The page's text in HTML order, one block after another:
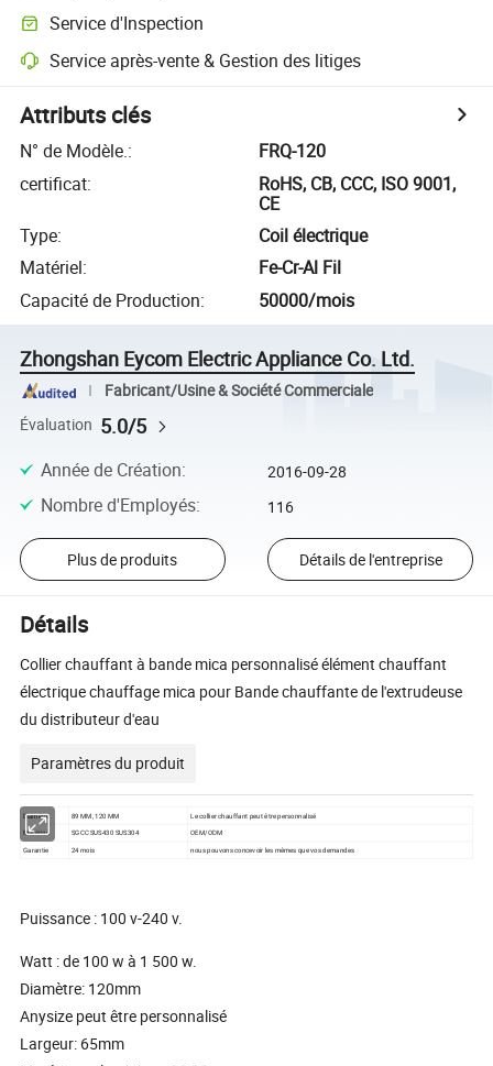
Service d'Inspection
Service après-vente & Gestion des litiges
Attributs clés
N° de Modèle.:
FRQ-120
certificat:
RoHS, CB, CCC, ISO 9001,
CE
Type:
Coil électrique
Matériel:
Fe-Cr-Al Fil
Capacité de Production: 50000/mois
Zhongshan Eycom Electric Appliance Co. Ltd.
Fabricant/Usine & Société Commerciale
Évaluation 5.0/5
Année de Création: 2016-09-28
Nombre d'Employés: 116
Plus de produits Détails de l'entreprise
Détails
Collier chauffant à bande mica personnalisé élément chauffant
électrique chauffage mica pour Bande chauffante de l'extrudeuse
du distributeur d'eau
Paramètres du produit
Diamètre 89 MM, 120 MM
Le collier chauffant peut être personnalisé
Matériau
SGCC SUS430 SUS304
OEM/ODM
Garantie
24 mois nous pouvons concevoir les mêmes que vos demandes
Puissance : 100 v-240 v.
Watt : de 100 w à 1 500 w.
Diamètre: 120mm
Anysize peut être personnalisé
Largeur: 65mm